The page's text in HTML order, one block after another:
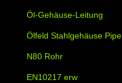
Öl-Gehäuse-Leitung
Ölfeld Stahlgehäuse Pipe
N80 Rohr
EN10217 erw